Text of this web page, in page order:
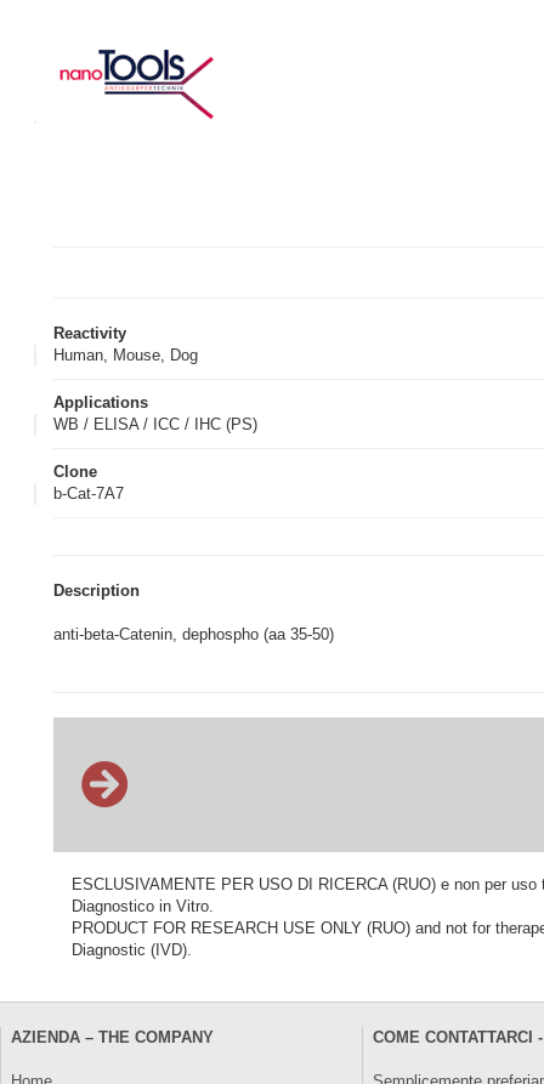
Reactivity
Human, Mouse, Dog
Applications
WB / ELISA / ICC / IHC (PS)
Clone
b-Cat-7A7
Description
anti-beta-Catenin, dephospho (aa 35-50)
ESCLUSIVAMENTE PER USO DI RICERCA (RUO) e non per
Diagnostico in Vitro.
PRODUCT FOR RESEARCH USE ONLY (RUO) and not for
Diagnostic (IVD).
AZIENDA – THE COMPANY COME CONTATTARCI